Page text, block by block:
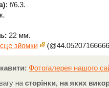
f/6.3.
22 мм.
зйомки
Фотогалерея нашого
на сторінки, на яких